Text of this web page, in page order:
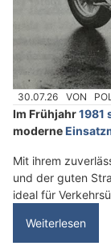
30.07.26 VON
Im Frühjahr1981
moderne
Mit ihrem
und der guten
ideal für
Weiterlesen